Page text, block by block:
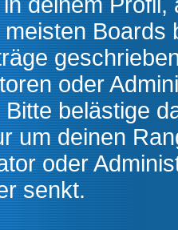
oder
belästige
um deinen
oder
senkt.